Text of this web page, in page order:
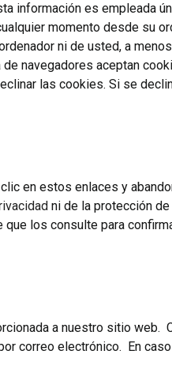
información es empleada
momento desde su
ni de usted, a
navegadores aceptan
las cookies. Si se
en estos enlaces y
ni de la protección
los consulte para
a nuestro sitio web.
correo electrónico. En